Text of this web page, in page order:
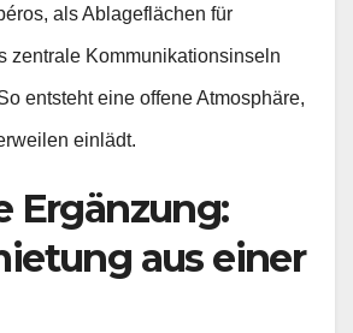
als Ablageflächen für
zentrale Kommunikationsinseln
entsteht eine offene Atmosphäre,
einlädt.
Ergänzung:
aus einer